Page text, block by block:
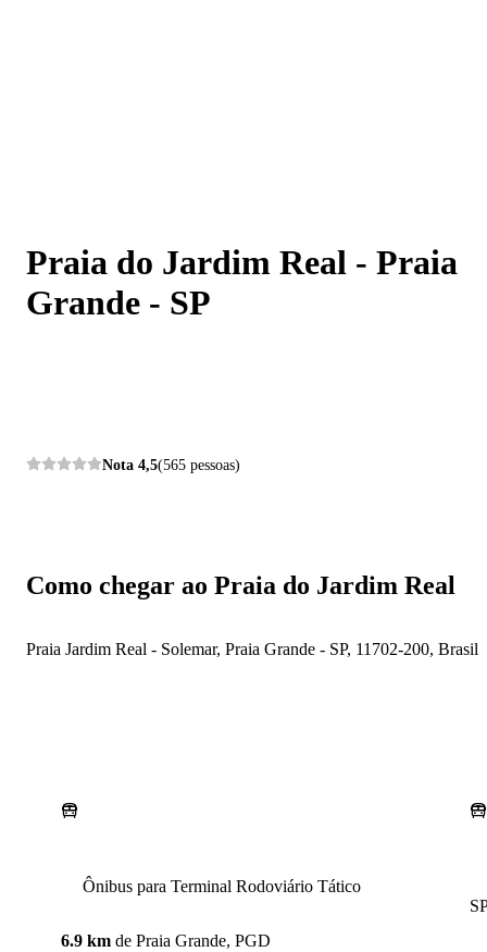
Praia do Jardim Real - Praia
Grande - SP
Nota 4,5(565 pessoas)
Como chegar ao Praia do Jardim Real
Praia Jardim Real - Solemar, Praia Grande - SP, 11702-200, Brasil
Ônibus para Terminal Rodoviário Tático
6.9 km de Praia Grande, PGD